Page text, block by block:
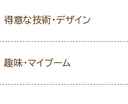
得意な技術・デザイン
趣味・マイブーム